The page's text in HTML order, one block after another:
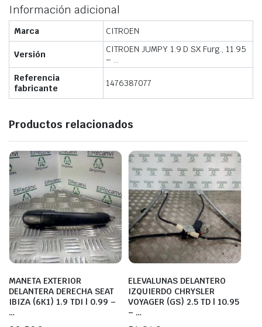
Información adicional
Marca CITROEN
Versión
CITROEN JUMPY 1.9 D SX Furg., 11.95
– …
Referencia
fabricante
1476387077
Productos relacionados
MANETA EXTERIOR
DELANTERA DERECHA SEAT
IBIZA (6K1) 1.9 TDI | 0.99 –
…
ELEVALUNAS DELANTERO
IZQUIERDO CHRYSLER
VOYAGER (GS) 2.5 TD | 10.95
– …